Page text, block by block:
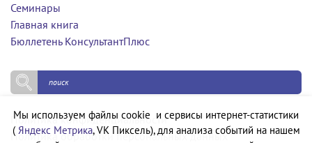
Семинары
Главная книга
Бюллетень КонсультантПлюс
Политика конфиденциальности
Политика обработки персональных данных
Мы используем файлы cookie и сервисы интернет-статистики
( Яндекс Метрика, VK Пиксель), для анализа событий на нашем